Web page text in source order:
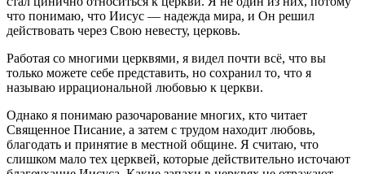
что понимаю, что Иисус — надежда мира, и Он решил
действовать через Свою невесту, церковь.
Работая со многими церквями, я видел почти всё, что вы
только можете себе представить, но сохранил то, что я
называю иррациональной любовью к церкви.
Однако я понимаю разочарование многих, кто читает
Священное Писание, а затем с трудом находит любовь,
благодать и принятие в местной общине. Я считаю, что
слишком мало тех церквей, которые действительно источают